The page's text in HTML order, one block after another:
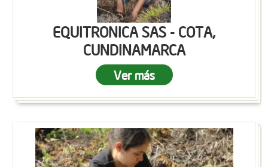
EQUITRONICA SAS - COTA,
CUNDINAMARCA
Ver más